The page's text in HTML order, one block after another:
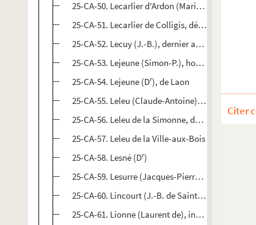
25-CA-50. Lecarlier d'Ardon (Marie-Jean-
25-CA-51. Lecarlier de Colligis, député de l'Aisne
25-CA-52. Lecuy (J.-B.), dernier abbé général des
25-CA-53. Lejeune (Simon-P.), homme politique, 1
25-CA-54. Lejeune (Dr), de Laon
25-CA-55. Leleu (Claude-Antoine), chanoine de
25-CA-56. Leleu de la Simonne, député, avocat
25-CA-57. Leleu de la Ville-aux-Bois
25-CA-58. Lesné (Dr)
25-CA-59. Lesurre (Jacques-Pierre-Joseph),
25-CA-60. Lincourt (J.-B. de Saint-Jean de),
25-CA-61. Lionne (Laurent de), ingénieur du
Citer